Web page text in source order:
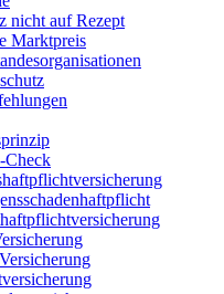
nicht auf Rezept
Marktpreis
Check